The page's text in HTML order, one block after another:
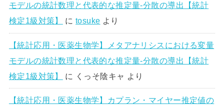
モデルの統計数理と代表的な推定量-分散の導出【統計
検定1級対策】
にtosuke より
【統計応用・医薬生物学】メタアナリシスにおける変量
モデルの統計数理と代表的な推定量-分散の導出【統計
検定1級対策】
に くっそ陰キャ より
【統計応用・医薬生物学】カプラン・マイヤー推定値の